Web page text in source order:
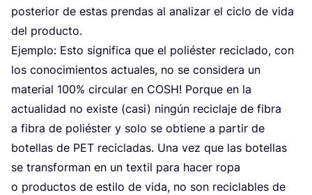
pos­te­rior de estas pren­das al ana­li­zar el ciclo de vida
del producto.
Ejem­plo: Esto sig­ni­fi­ca que el poliés­ter reci­cla­do, con
los cono­ci­mien­tos actua­les, no se con­si­de­ra un
mate­rial 100% cir­cu­lar en COSH! Por­que en la
actua­li­dad no exis­te (casi) nin­gún reci­cla­je de fibra
a fibra de poliés­ter y solo se obtie­ne a par­tir de
bote­llas de PET reci­cla­das. Una vez que las bote­llas
se trans­for­man en un tex­til para hacer ropa
o pro­duc­tos de esti­lo de vida, no son reci­cla­bles de